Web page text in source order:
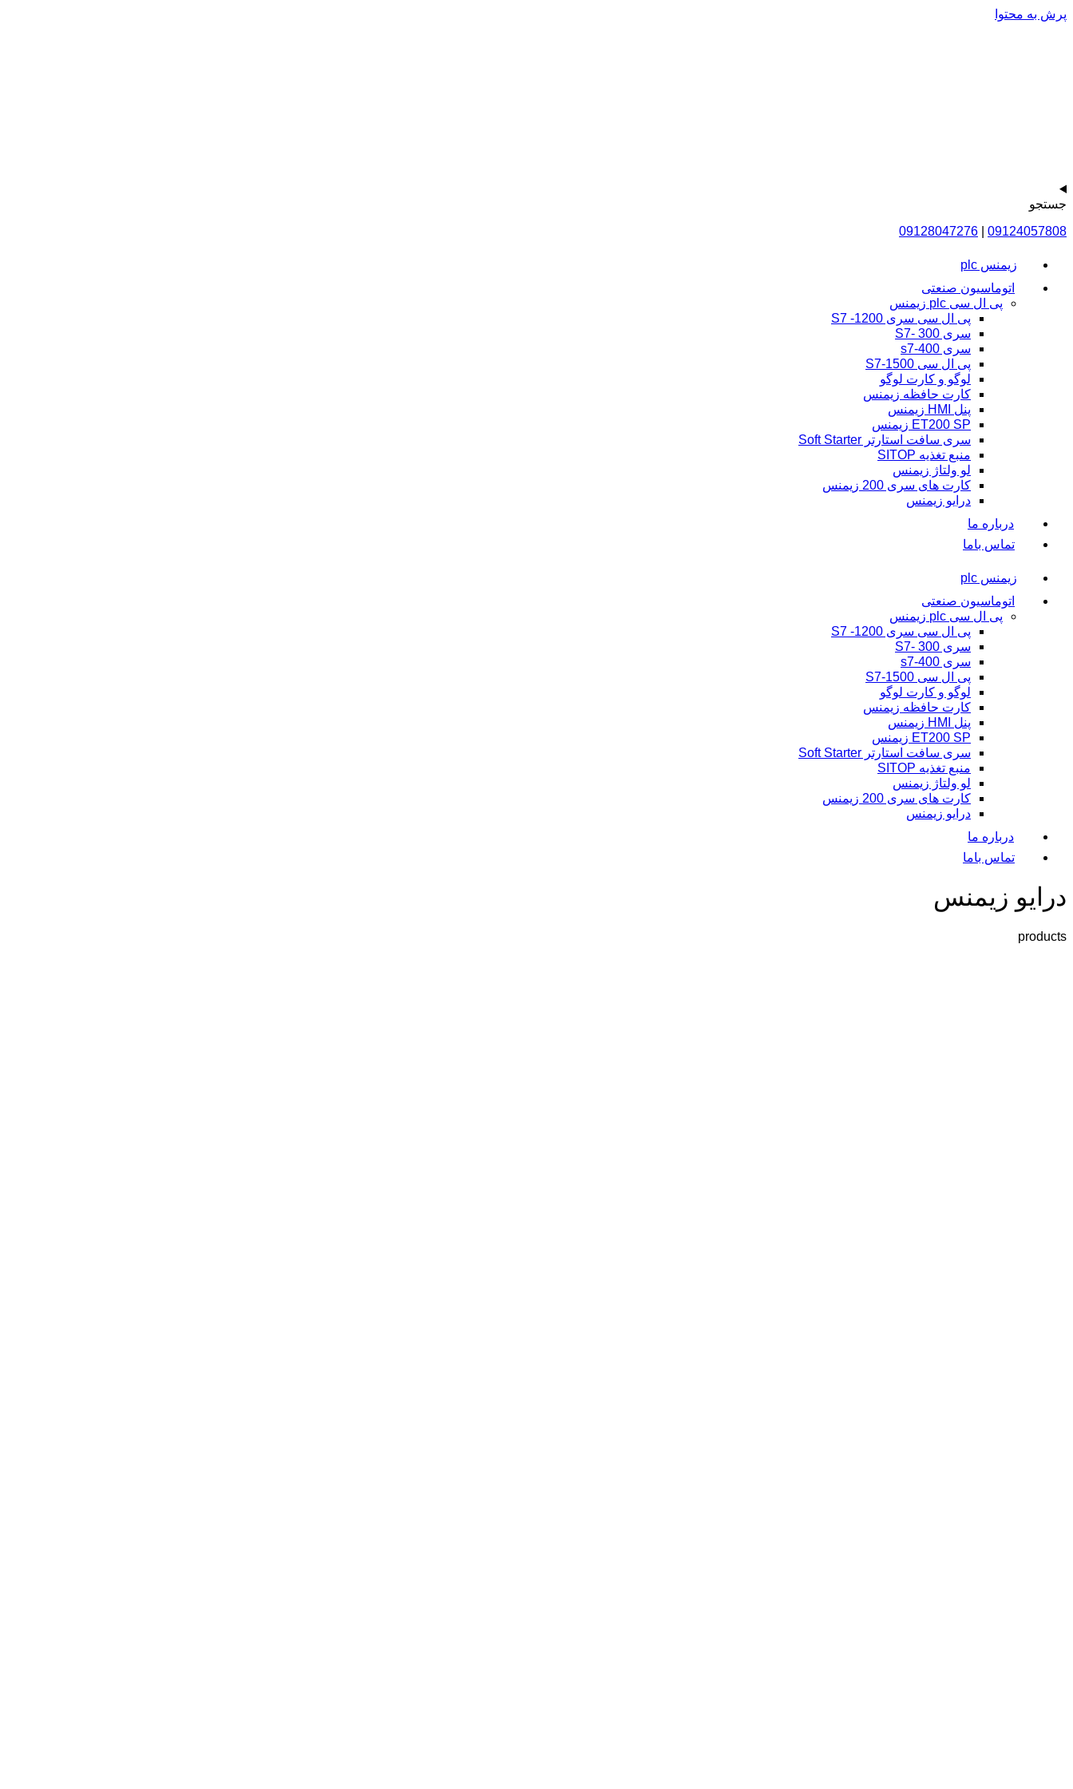
پرش به محتوا
جستجو
09124057808
09128047276
زیمنس plc
اتوماسیون صنعتی
پی ال سی plc زیمنس
پی ال سی سری 1200- S7
سری 300 -S7
سری s7-400
پی ال سی S7-1500
لوگو و کارت لوگو
کارت حافظه زیمنس
پنل HMI زیمنس
ET200 SP زیمنس
سری سافت استارتر Soft Starter
منبع تغذیه SITOP
لو ولتاژ زیمنس
کارت های سری 200 زیمنس
درایو زیمنس
درباره ما
تماس باما
زیمنس plc
اتوماسیون صنعتی
پی ال سی plc زیمنس
پی ال سی سری 1200- S7
سری 300 -S7
سری s7-400
پی ال سی S7-1500
لوگو و کارت لوگو
کارت حافظه زیمنس
پنل HMI زیمنس
ET200 SP زیمنس
سری سافت استارتر Soft Starter
منبع تغذیه SITOP
لو ولتاژ زیمنس
کارت های سری 200 زیمنس
درایو زیمنس
درباره ما
تماس باما
درایو زیمنس
products